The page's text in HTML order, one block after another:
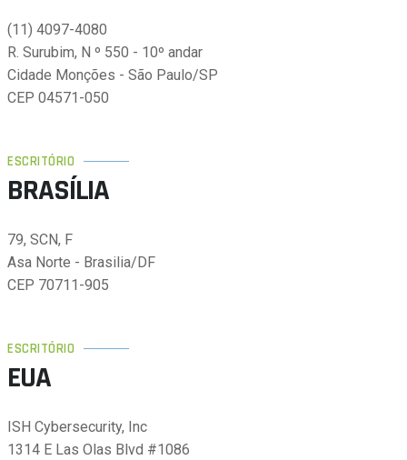
(11) 4097-4080
R. Surubim, N º 550 - 10º andar
Cidade Monções - São Paulo/SP
CEP 04571-050
ESCRITÓRIO
BRASÍLIA
79, SCN, F
Asa Norte - Brasilia/DF
CEP 70711-905
ESCRITÓRIO
EUA
ISH Cybersecurity, Inc
1314 E Las Olas Blvd #1086